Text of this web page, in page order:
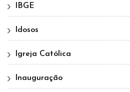
IBGE
Idosos
Igreja Católica
Inauguração